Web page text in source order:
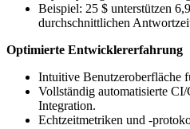
Beispiel: 25 $ unterstützen
durchschnittlichen
Optimierte Entwicklererfahrung
Intuitive Benutzeroberfläche
Vollständig automatisierte
Integration.
Echtzeitmetriken und -